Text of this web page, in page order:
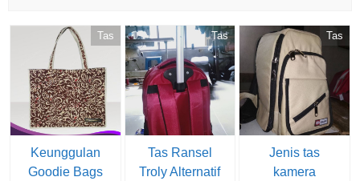
Tas
Keunggulan
Goodie Bags
Tas
Tas Ransel
Troly Alternatif
Tas
Jenis tas
kamera